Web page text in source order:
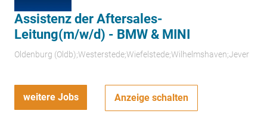
Assistenz der Aftersales-
Leitung(m/w/d) - BMW & MINI
Oldenburg (Oldb);Westerstede;Wiefelstede;Wilhelmshaven;Jever
weitere Jobs Anzeige schalten